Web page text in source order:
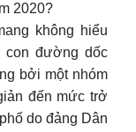
2020?
không hiểu
con đường dốc
bởi một nhóm
đến mức trở
do đảng Dân